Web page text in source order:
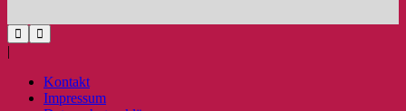
|
Kontakt
Impressum